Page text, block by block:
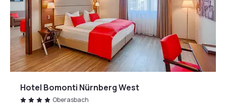
Hotel Bomonti Nürnberg West
Oberasbach